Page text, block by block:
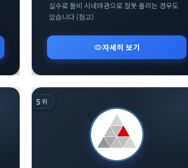
실수로 돌비 시네마관으로 잘못 올리는 경우도
있습니다 (참고)
visibility자세히 보기
5 위